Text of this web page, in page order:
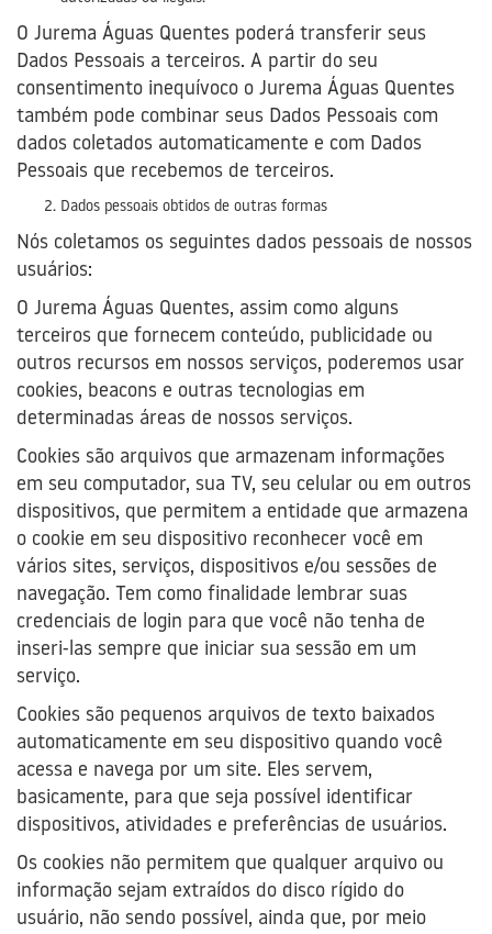
O Jurema Águas Quentes poderá transferir seus
Dados Pessoais a terceiros. A partir do seu
consentimento inequívoco o Jurema Águas Quentes
também pode combinar seus Dados Pessoais com
dados coletados automaticamente e com Dados
Pessoais que recebemos de terceiros.
Dados pessoais obtidos de outras formas
Nós coletamos os seguintes dados pessoais de nossos
usuários:
O Jurema Águas Quentes, assim como alguns
terceiros que fornecem conteúdo, publicidade ou
outros recursos em nossos serviços, poderemos usar
cookies, beacons e outras tecnologias em
determinadas áreas de nossos serviços.
Cookies são arquivos que armazenam informações
em seu computador, sua TV, seu celular ou em outros
dispositivos, que permitem a entidade que armazena
o cookie em seu dispositivo reconhecer você em
vários sites, serviços, dispositivos e/ou sessões de
navegação. Tem como finalidade lembrar suas
credenciais de login para que você não tenha de
inseri-las sempre que iniciar sua sessão em um
serviço.
Cookies são pequenos arquivos de texto baixados
automaticamente em seu dispositivo quando você
acessa e navega por um site. Eles servem,
basicamente, para que seja possível identificar
dispositivos, atividades e preferências de usuários.
Os cookies não permitem que qualquer arquivo ou
informação sejam extraídos do disco rígido do
usuário, não sendo possível, ainda que, por meio